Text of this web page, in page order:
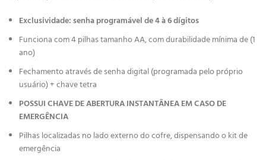
Exclusividade: senha programável de 4 à 6 dígitos
Funciona com 4 pilhas tamanho AA, com durabilidade mínima de (1
ano)
Fechamento através de senha digital (programada pelo próprio
usuário) + chave tetra
POSSUI CHAVE DE ABERTURA INSTANTÂNEA EM CASO DE
EMERGÊNCIA
Pilhas localizadas no lado externo do cofre, dispensando o kit de
emergência